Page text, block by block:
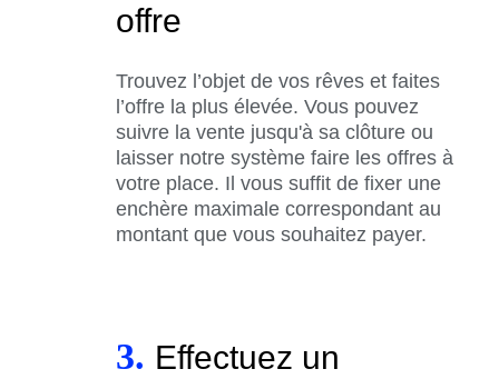
offre
Trouvez l’objet de vos rêves et faites
l’offre la plus élevée. Vous pouvez
suivre la vente jusqu'à sa clôture ou
laisser notre système faire les offres à
votre place. Il vous suffit de fixer une
enchère maximale correspondant au
montant que vous souhaitez payer.
3. Effectuez un